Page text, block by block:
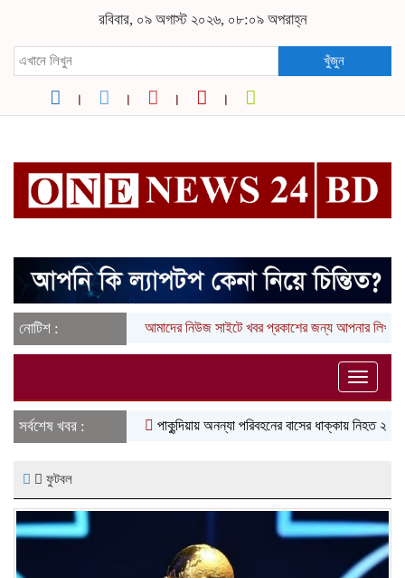
রবিবার, ০৯ অগাস্ট ২০২৬, ০৮:০৯ অপরাহ্ন
খুঁজুন
নোটিশ : আমাদের নিউজ সাইটে খবর প্রকাশের জন্য আপনার লিখা (তথ্য,
Toggle
সর্বশেষ খবর :
পাকুন্দিয়ায় অনন্যা পরিবহনের বাসের ধাক্কায় নিহত ২ পাকুন্দিয়া
ফুটবল